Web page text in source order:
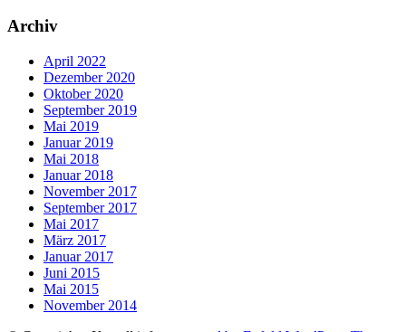
Archiv
April 2022
Dezember 2020
Oktober 2020
September 2019
Mai 2019
Januar 2019
Mai 2018
Januar 2018
November 2017
September 2017
Mai 2017
März 2017
Januar 2017
Juni 2015
Mai 2015
November 2014